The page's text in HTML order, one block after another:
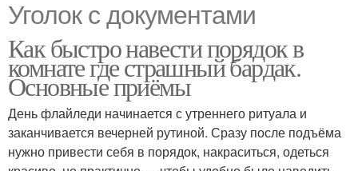
Уголок с документами
Как быстро навести порядок в
комнате где страшный бардак.
Основные приёмы
День флайледи начинается с утреннего ритуала и
заканчивается вечерней рутиной. Сразу после подъёма
нужно привести себя в порядок, накраситься, одеться